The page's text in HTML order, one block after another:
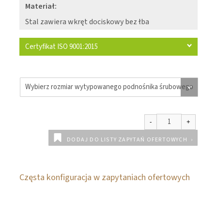
Materiał:
Stal zawiera wkręt dociskowy bez łba
Certyfikat ISO 9001:2015
DODAJ DO LISTY ZAPYTAŃ OFERTOWYCH
Częsta konfiguracja w zapytaniach ofertowych